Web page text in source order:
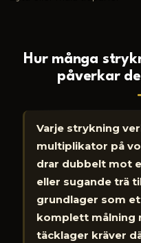
Hur många
påverkar
Varje strykning
multiplikator på
drar dubbelt mot
eller sugande trä
grundlager som
komplett målning
täcklager kräver